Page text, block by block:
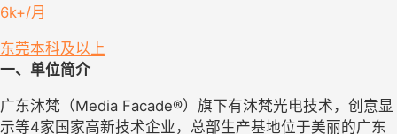
6k+/月
东莞本科及以上
一、单位简介
广东沐梵（Media Facade®）旗下有沐梵光电技术，创意显
示等4家国家高新技术企业，总部生产基地位于美丽的广东